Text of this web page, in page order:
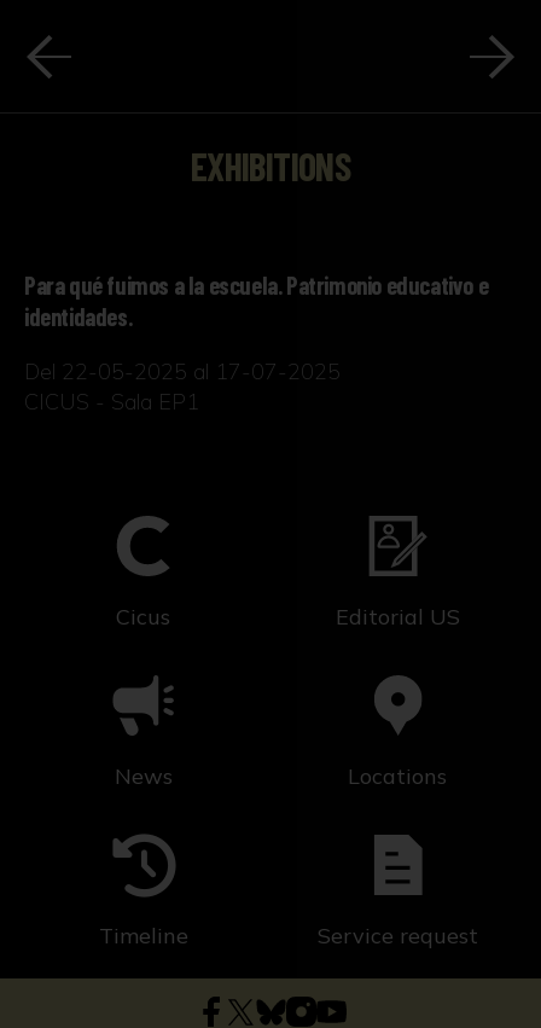
EXHIBITIONS
Para qué fuimos a la escuela. Patrimonio educativo e
identidades.
Del 22-05-2025 al 17-07-2025
CICUS - Sala EP1
Cicus Editorial US
News Locations
Timeline Service request